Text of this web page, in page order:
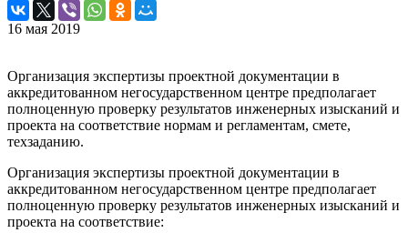
16 мая 2019
Организация экспертизы проектной документации в
аккредитованном негосударственном центре предполагает
полноценную проверку результатов инженерных изысканий и
проекта на соответствие нормам и регламентам, смете,
техзаданию.
Организация экспертизы проектной документации в
аккредитованном негосударственном центре предполагает
полноценную проверку результатов инженерных изысканий и
проекта на соответствие: